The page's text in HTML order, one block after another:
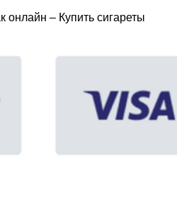
онлайн – Купить сигареты